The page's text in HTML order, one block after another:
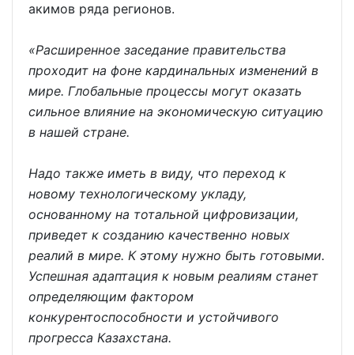
акимов ряда регионов.
«Расширенное заседание правительства
проходит на фоне кардинальных изменений в
мире. Глобальные процессы могут оказать
сильное влияние на экономическую ситуацию
в нашей стране.
Надо также иметь в виду, что переход к
новому технологическому укладу,
основанному на тотальной цифровизации,
приведет к созданию качественно новых
реалий в мире. К этому нужно быть готовыми.
Успешная адаптация к новым реалиям станет
определяющим фактором
конкурентоспособности и устойчивого
прогресса Казахстана.